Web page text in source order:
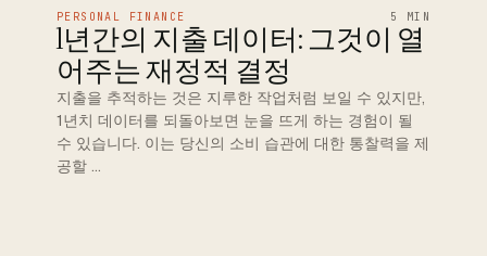
PERSONAL FINANCE 5 MIN
1년간의 지출 데이터: 그것이 열
어주는 재정적 결정
지출을 추적하는 것은 지루한 작업처럼 보일 수 있지만,
1년치 데이터를 되돌아보면 눈을 뜨게 하는 경험이 될
수 있습니다. 이는 당신의 소비 습관에 대한 통찰력을 제
공할 …